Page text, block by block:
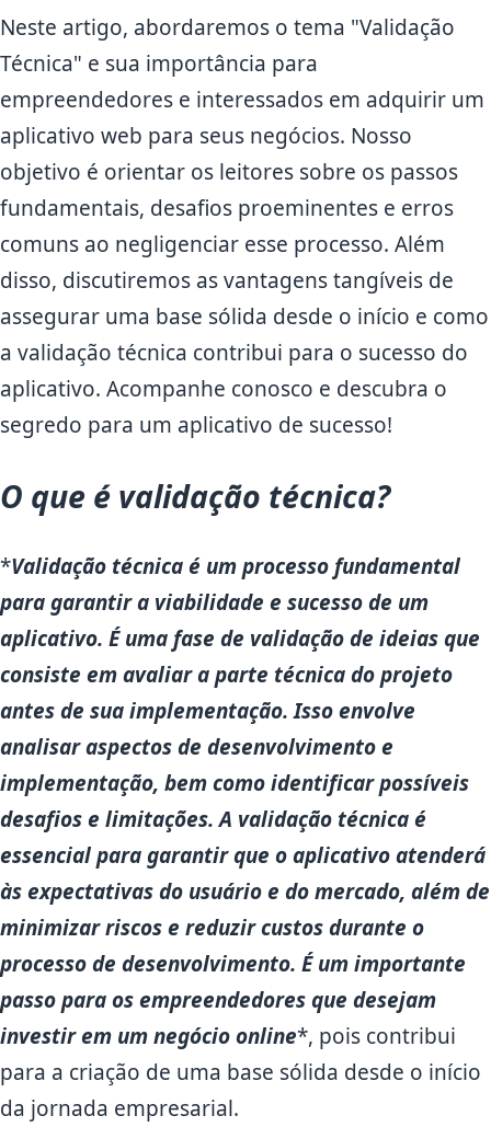
Neste artigo, abordaremos o tema "Validação
Técnica" e sua importância para
empreendedores e interessados em adquirir um
aplicativo web para seus negócios. Nosso
objetivo é orientar os leitores sobre os passos
fundamentais, desafios proeminentes e erros
comuns ao negligenciar esse processo. Além
disso, discutiremos as vantagens tangíveis de
assegurar uma base sólida desde o início e como
a validação técnica contribui para o sucesso do
aplicativo. Acompanhe conosco e descubra o
segredo para um aplicativo de sucesso!
O que é validação técnica?
*Validação técnicaé um processo fundamental
para garantir a viabilidade e sucesso de um
aplicativo. É uma fase de validação de ideiasque
consiste em avaliar a parte técnica do projeto
antes de sua implementação. Isso envolve
analisar aspectos de desenvolvimento e
implementação, bem como identificar possíveis
desafios e limitações. A validação técnica é
essencial para garantir que o aplicativo atenderá
às expectativas do usuário e do mercado, além de
minimizar riscos e reduzir custos durante o
processo de desenvolvimento. É um importante
passo para os empreendedores que desejam
investir em umnegócio online*, pois contribui
para a criação de uma base sólida desde o início
da jornada empresarial.